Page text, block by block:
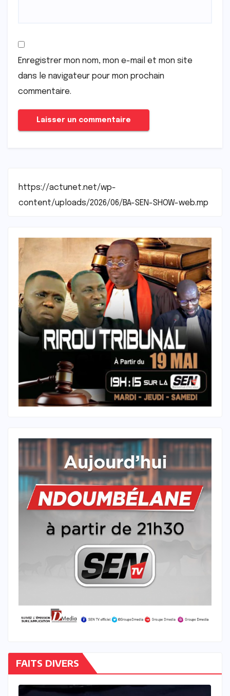
Enregistrer mon nom, mon e-mail et mon site
dans le navigateur pour mon prochain
commentaire.
https://actunet.net/wp-
content/uploads/2026/06/BA-SEN-SHOW-web.mp
FAITS DIVERS